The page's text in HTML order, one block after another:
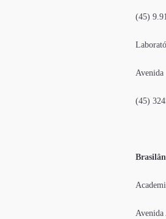
(45)
Avenida
(45)
Avenida